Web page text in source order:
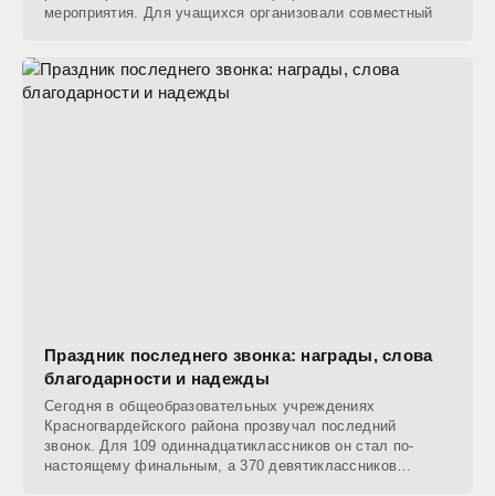
мероприятия. Для учащихся организовали совместный
Праздник последнего звонка: награды, слова
благодарности и надежды
Сегодня в общеобразовательных учреждениях
Красногвардейского района прозвучал последний
звонок. Для 109 одиннадцатиклассников он стал по-
настоящему финальным, а 370 девятиклассников